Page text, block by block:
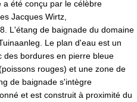
a été conçu par le célèbre
Jacques Wirtz,
L'étang de baignade du domaine
Le plan d'eau est un
des bordures en pierre bleue
rouges) et une zone de
de baignade s'intègre
et est construit à proximité du